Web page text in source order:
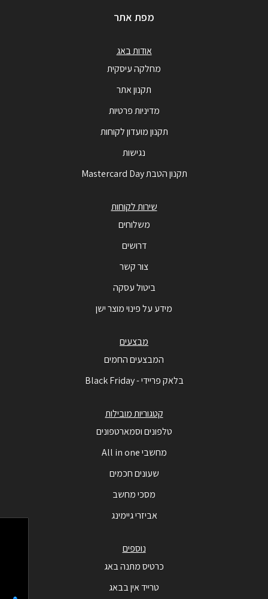
מפת אתר
אודות באג
מחלקה עיסקית
תקנון אתר
מדיניות פרטיות
תקנון מועדון לקוחות
נגישות
תקנון הטבת Mastercard Day
שירות לקוחות
משלוחים
דרושים
צור קשר
ביטול עסקה
מידע על פינוי מוצר ישן
מבצעים
המבצעים החמים
בלאק פריידי - Black Friday
קטגוריות מובילות
טלפונים וסמארטפונים
מחשבי All in one
שעונים חכמים
מסכי מחשב
אביזרי גיימינג
נוספים
כרטיס מתנה באג
טרייד אין בבאג